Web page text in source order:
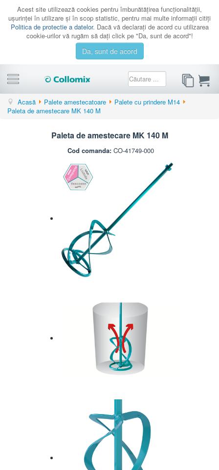
Acest site utilizează cookies pentru îmbunătăţirea funcţionalităţii,
uşurinţei în utilizare şi în scop statistic, pentru mai multe informaţii citiţi
Politica de protectie a datelor. Dacă vă declaraţi de acord cu utilizarea
cookie-urilor vă rugăm să daţi click pe "Da, sunt de acord"!
Da, sunt de acord
CATEGORII
PROMOTII
Acasă Palete amestecatoare
Palete cu prindere M14
Paleta de amestecare MK 140 M
Paleta de amestecare MK 140 M
Cod comanda: CO-41749-000